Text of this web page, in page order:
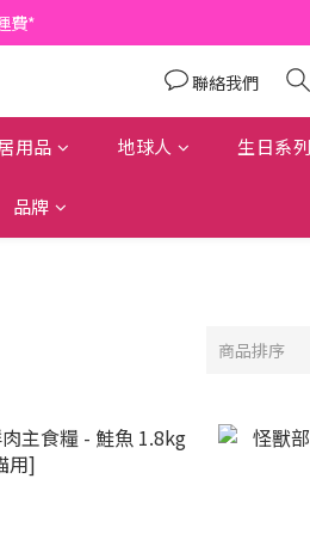
費*
費*
此了解更多)
費*
聯絡我們
用品 地球人 生日系列
品牌
商品排序